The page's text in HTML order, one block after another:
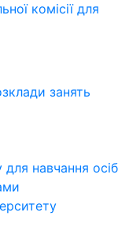
комісії для
занять
навчання осіб